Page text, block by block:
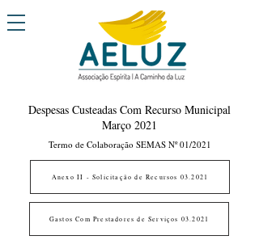
Despesas Custeadas Com Recurso Municipal
Março 2021
Termo de Colaboração SEMAS Nº 01/2021
Anexo II - Solicitação de Recursos 03.2021
Gastos Com Prestadores de Serviços 03.2021